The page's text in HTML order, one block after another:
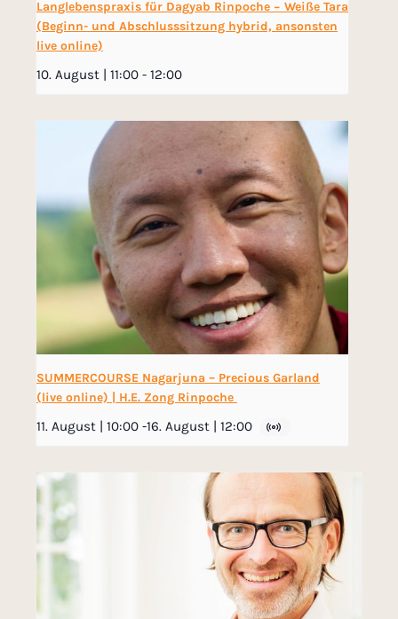
Langlebenspraxis für Dagyab Rinpoche − Weiße Tara
(Beginn- und Abschlusssitzung hybrid, ansonsten
live online)
10. August | 11:00 - 12:00
SUMMERCOURSE Nagarjuna – Precious Garland
(live online) | H.E. Zong Rinpoche
11. August | 10:00 -16. August | 12:00